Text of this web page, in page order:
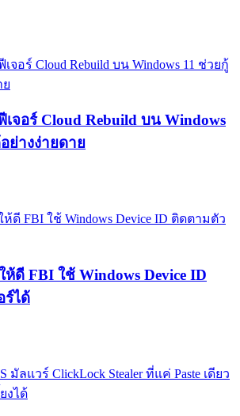
จอร์ Cloud Rebuild บน Windows
ย่างง่ายดาย
ห้ดี FBI ใช้ Windows Device ID
ร์ได้